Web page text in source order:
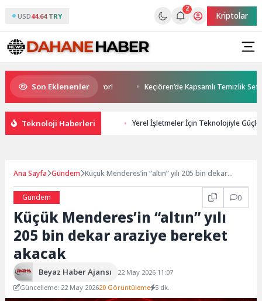
USD44.64 TRY
2
Kriptolar
Son Eklenenler
şikayetlerini artırabiliyor! Keçiören’de Kapsamlı Temizlik
Teknoloji Haberleri Yerel İşletmeler İçin Teknolojiyle
Ana Sayfa Gündem Küçük Menderes’in “altın” yılı 205 bin dekar
Gündem
0
Küçük Menderes’in “altın” yılı
205 bin dekar araziye bereket
akacak
Beyaz Haber Ajansı
22 May 2026 11:07
Güncelleme: 22 May 202620 Görüntüleme 5 dk.